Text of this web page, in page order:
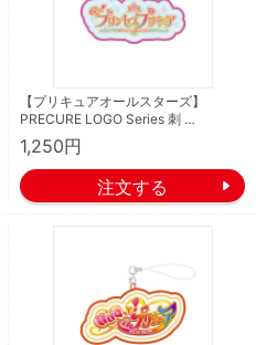
【プリキュアオールスターズ】
PRECURE LOGO Series 刺 …
1,250円